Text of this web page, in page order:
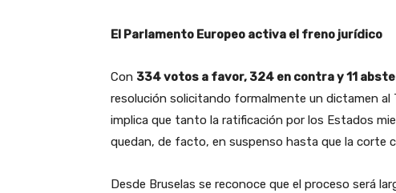
El Parlamento Europeo activa el freno jurídico
Con 334 votos a favor, 324 en contra y 11
resolución solicitando formalmente un dictamen al
implica que tanto la ratificación por los Estados
quedan, de facto, en suspenso hasta que la corte
Desde Bruselas se reconoce que el proceso será